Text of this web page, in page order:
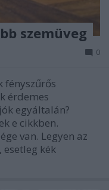
szemüveg
0
fényszűrős
érdemes
egyáltalán?
e cikkben.
van. Legyen az
kék